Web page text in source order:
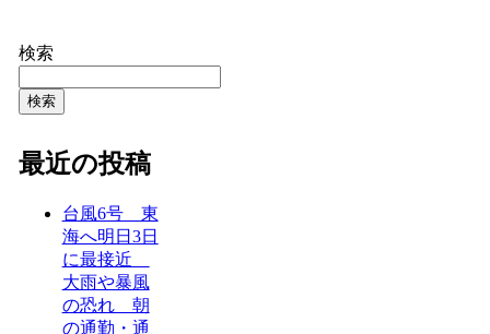
検索
検索
最近の投稿
台風6号 東
海へ明日3日
に最接近
大雨や暴風
の恐れ 朝
の通勤・通